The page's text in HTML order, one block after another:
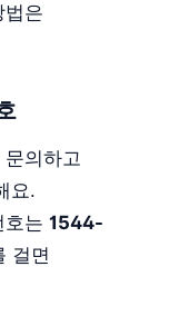
법은
의하고
요.
호는 1544-
걸면